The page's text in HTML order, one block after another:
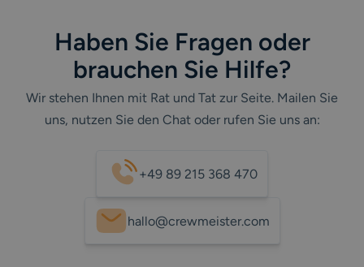
Haben Sie Fragen oder
brauchen Sie Hilfe?
Wir stehen Ihnen mit Rat und Tat zur Seite. Mailen Sie
uns, nutzen Sie den Chat oder rufen Sie uns an:
+49 89 215 368 470
hallo@crewmeister.com